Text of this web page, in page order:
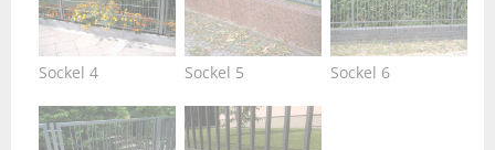
Sockel 4 Sockel 5 Sockel 6